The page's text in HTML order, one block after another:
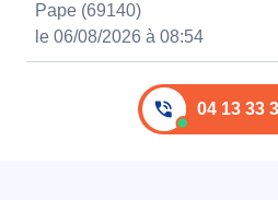
Pape (69140)
le 06/08/2026 à 08:54
04 13 33